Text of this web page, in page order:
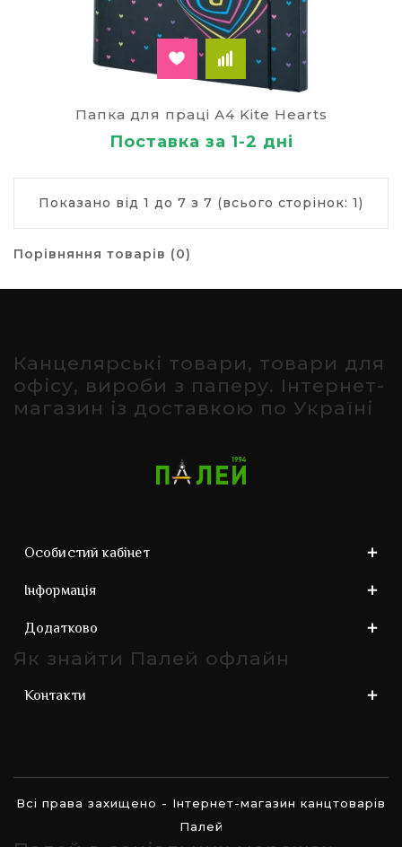
Папка для праці А4 Kite Hearts
Поставка за 1-2 дні
Показано від 1 до 7 з 7 (всього сторінок: 1)
Порівняння товарів (0)
Канцелярські товари, товари для
офісу, вироби з паперу. Інтернет-
магазин із доставкою по Україні
Особистий кабінет
Інформація
Додатково
Як знайти Палей офлайн
Контакти
Всі права захищено - Інтернет-магазин канцтоварів
Палей